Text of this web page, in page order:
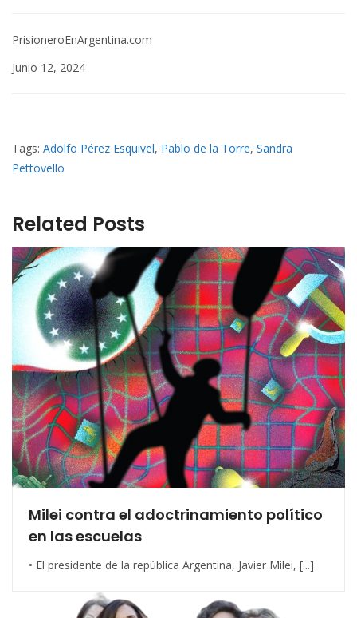
PrisioneroEnArgentina.com
Junio 12, 2024
Tags: Adolfo Pérez Esquivel, Pablo de la Torre, Sandra
Pettovello
Related Posts
Milei contra el adoctrinamiento político
en las escuelas
• El presidente de la república Argentina, Javier Milei, [...]